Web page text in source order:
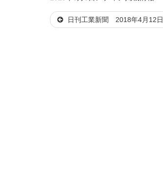
日:
ゴ
日刊工業新聞 2018年4月12日